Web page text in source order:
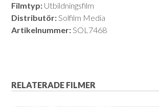
Filmtyp: Utbildningsfilm
Distributör:Solfilm Media
Artikelnummer:SOL7468
RELATERADE FILMER